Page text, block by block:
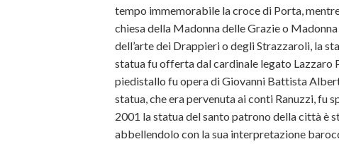
tempo immemorabile la croce di Porta,
chiesa della Madonna delle Grazie o
dell’arte dei Drappieri o degli Strazzaroli, la
statua fu offerta dal cardinale legato Lazzaro
piedistallo fu opera di Giovanni Battista
statua, che era pervenuta ai conti Ranuzzi, fu
2001 la statua del santo patrono della città è
abbellendolo con la sua interpretazione